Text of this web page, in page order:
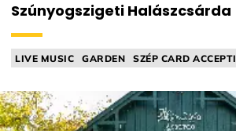
Szúnyogszigeti Halászcsárda
LIVE MUSIC GARDEN SZÉP CARD